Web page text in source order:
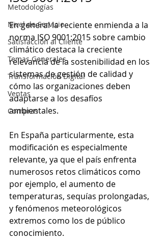
Metodologías
Nivel de Servicio
Satisfacción al Cliente
Temas Generales
Transformación Digital
Ventas
Compras
En general la reciente enmienda a la
norma ISO 9001:2015 sobre cambio
climático destaca la creciente
relevancia de la sostenibilidad en los
sistemas de gestión de calidad y
cómo las organizaciones deben
adaptarse a los desafíos
ambientales.
En España particularmente, esta
modificación es especialmente
relevante, ya que el país enfrenta
numerosos retos climáticos como
por ejemplo, el aumento de
temperaturas, sequías prolongadas,
y fenómenos meteorológicos
extremos como los de público
conocimiento.